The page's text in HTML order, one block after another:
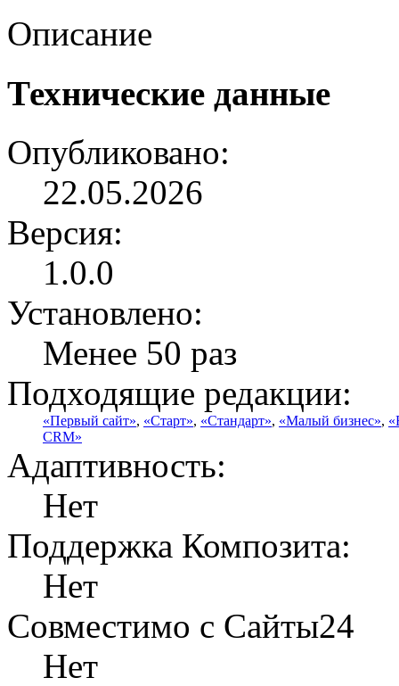
Описание
Технические данные
Опубликовано:
22.05.2026
Версия:
1.0.0
Установлено:
Менее 50 раз
Подходящие редакции:
«Первый сайт», «Старт», «Стандарт», «Малый бизнес»,
CRM»
Адаптивность:
Нет
Поддержка Композита:
Нет
Совместимо с Сайты24
Нет